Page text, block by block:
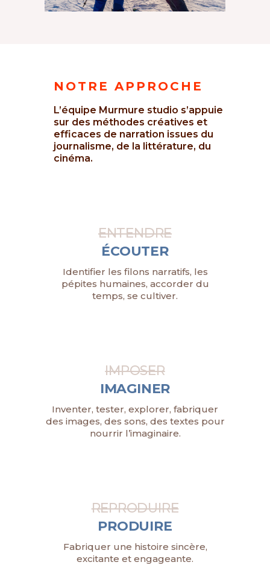
NOTRE APPROCHE
L’équipe Murmure studio s’appuie
sur des méthodes créatives et
efficaces de narration issues du
journalisme, de la littérature, du
cinéma.
ENTENDRE
ÉCOUTER
Identifier les filons narratifs, les
pépites humaines, accorder du
temps, se cultiver.
IMPOSER
IMAGINER
Inventer, tester, explorer, fabriquer
des images, des sons, des textes pour
nourrir l’imaginaire.
REPRODUIRE
PRODUIRE
Fabriquer une histoire sincère,
excitante et engageante.